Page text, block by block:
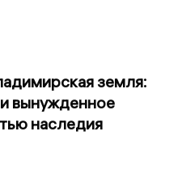
земля:
вынужденное
наследия